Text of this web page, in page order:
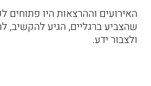
האירועים וההרצאות היו פתוחים
שהצביע ברגליים, הגיע להקשיב,
ולצבור ידע.